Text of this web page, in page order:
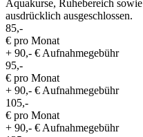
Aquakurse, Ruhebereich
ausdrücklich ausgeschlossen.
85,-
€ pro Monat
+ 90,- € Aufnahmegebühr
95,-
€ pro Monat
+ 90,- € Aufnahmegebühr
105,-
€ pro Monat
+ 90,- € Aufnahmegebühr